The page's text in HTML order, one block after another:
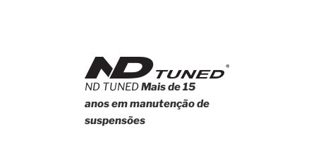
ND TUNEDMais de 15
anos em manutenção de
suspensões